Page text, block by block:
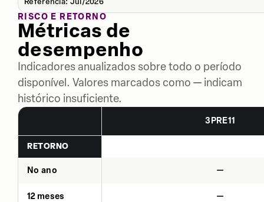
RISCO E RETORNO
Métricas de
desempenho
Indicadores anualizados sobre todo o período
disponível. Valores marcados como — indicam
histórico insuficiente.
3PRE11
RETORNO
No ano —
12 meses —